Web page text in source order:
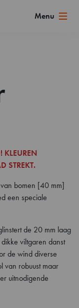
KLEUREN
STREKT.
bomen [40 mm]
een speciale
de 20 mm laag
viltgaren danst
de wind diverse
van robuust maar
uitnodigende